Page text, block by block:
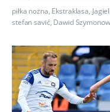
piłka nożna, Ekstraklasa,
stefan savić, Dawid